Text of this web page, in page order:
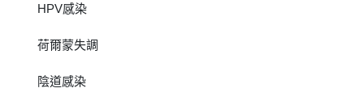
HPV感染
荷爾蒙失調
陰道感染